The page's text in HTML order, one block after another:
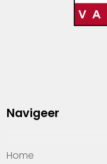
Navigeer
Home